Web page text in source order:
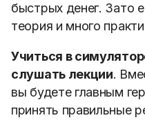
быстрых денег. Зато
теория и много
Учиться в
слушать лекции.
вы будете главным
принять правильные